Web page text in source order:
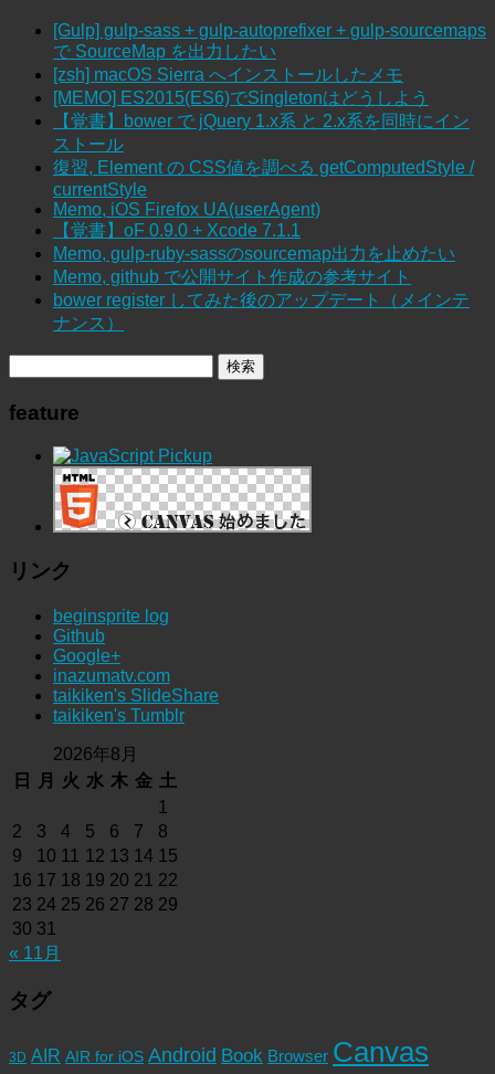
[Gulp] gulp-sass + gulp-autoprefixer + gulp-sourcemaps
で SourceMap を出力したい
[zsh] macOS Sierra へインストールしたメモ
[MEMO] ES2015(ES6)でSingletonはどうしよう
【覚書】bower で jQuery 1.x系 と 2.x系を同時にイン
ストール
復習, Element の CSS値を調べる getComputedStyle /
currentStyle
Memo, iOS Firefox UA(userAgent)
【覚書】oF 0.9.0 + Xcode 7.1.1
Memo, gulp-ruby-sassのsourcemap出力を止めたい
Memo, github で公開サイト作成の参考サイト
bower register してみた後のアップデート（メインテ
ナンス）
feature
リンク
beginsprite log
Github
Google+
inazumatv.com
taikiken's SlideShare
taikiken's Tumblr
2026年8月
日
月 火 水 木 金 土
1
2
3 4 5 6 7
8
9
10 11 12 13 14 15
16 17 18 19 20 21 22
23 24 25 26 27 28 29
30 31
« 11月
タグ
3D AIR AIR for iOS Android Book Browser Canvas